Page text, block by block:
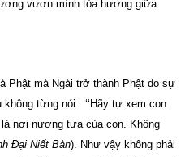
vươn mình tỏa hương giữa
Phật mà Ngài trở thành Phật do sự
từng nói: ‘‘Hãy tự xem con
nơi nương tựa của con. Không
Đại Niết Bàn). Như vậy không phải